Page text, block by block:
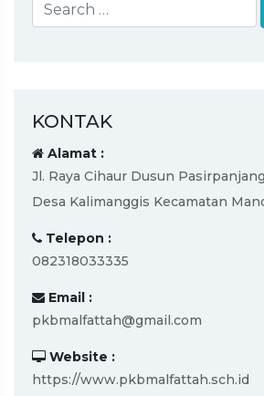
KONTAK
Alamat :
Jl. Raya Cihaur Dusun
Desa Kalimanggis Kecamatan
Telepon :
082318033335
Email :
pkbmalfattah@gmail.com
Website :
https://www.pkbmalfattah.sch.id